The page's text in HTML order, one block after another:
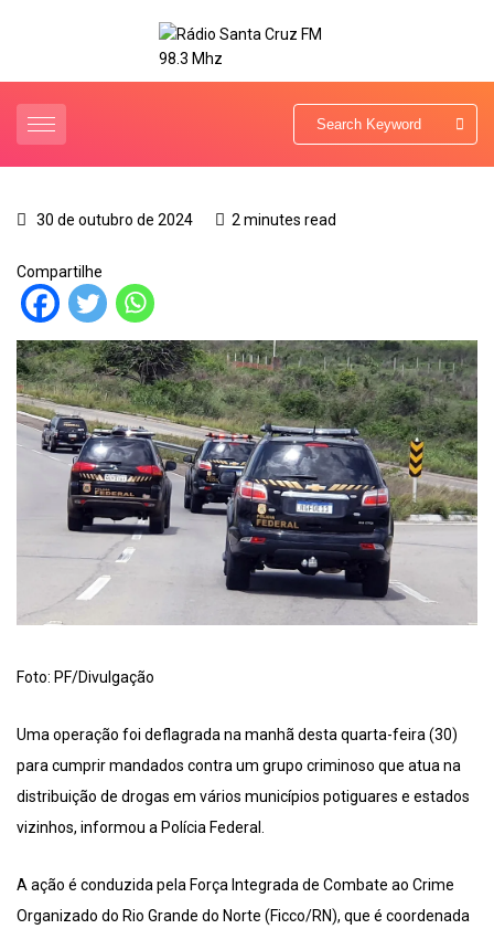
30 de outubro de 2024 2 minutes read
Compartilhe
Foto: PF/Divulgação
Uma operação foi deflagrada na manhã desta quarta-feira (30)
para cumprir mandados contra um grupo criminoso que atua na
distribuição de drogas em vários municípios potiguares e estados
vizinhos, informou a Polícia Federal.
A ação é conduzida pela Força Integrada de Combate ao Crime
Organizado do Rio Grande do Norte (Ficco/RN), que é coordenada